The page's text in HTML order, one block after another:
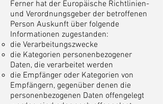
Ferner hat der Europäische Richtlinien-
und Verordnungsgeber der betroffenen
Person Auskunft über folgende
Informationen zugestanden:
die Verarbeitungszwecke
die Kategorien personenbezogener
Daten, die verarbeitet werden
die Empfänger oder Kategorien von
Empfängern, gegenüber denen die
personenbezogenen Daten offengelegt